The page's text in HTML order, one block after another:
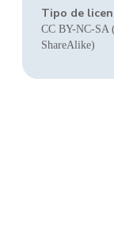
Tipo de
CC BY-NC-SA
ShareAlike)